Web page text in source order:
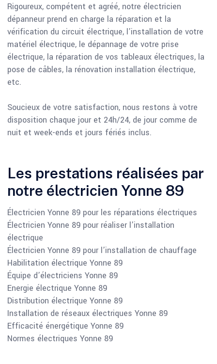
Rigoureux, compétent et agréé, notre électricien
dépanneur prend en charge la réparation et la
vérification du circuit électrique, l’installation de votre
matériel électrique, le dépannage de votre prise
électrique, la réparation de vos tableaux électriques, la
pose de câbles, la rénovation installation électrique,
etc.
Soucieux de votre satisfaction, nous restons à votre
disposition chaque jour et 24h/24, de jour comme de
nuit et week-ends et jours fériés inclus.
Les prestations réalisées par
notre électricien Yonne 89
Électricien Yonne 89 pour les réparations électriques
Électricien Yonne 89 pour réaliser l’installation
électrique
Électricien Yonne 89 pour l’installation de chauffage
Habilitation électrique Yonne 89
Équipe d’électriciens Yonne 89
Energie électrique Yonne 89
Distribution électrique Yonne 89
Installation de réseaux électriques Yonne 89
Efficacité énergétique Yonne 89
Normes électriques Yonne 89